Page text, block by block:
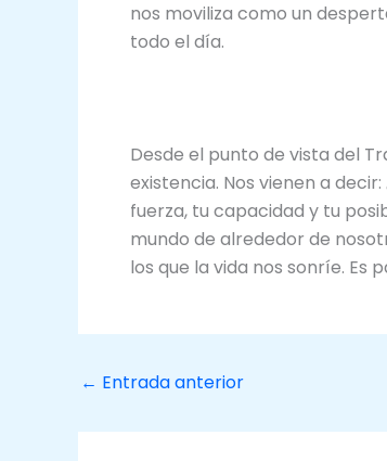
nos moviliza como un
todo el día.
Desde el punto de vista del
existencia. Nos vienen a
fuerza, tu capacidad y tu
mundo de alrededor de
los que la vida nos sonríe. Es
← Entrada anterior